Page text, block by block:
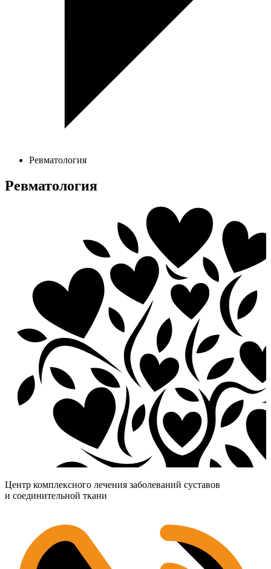
Ревматология
Ревматология
Центр комплексного лечения заболеваний суставов
и соединительной ткани